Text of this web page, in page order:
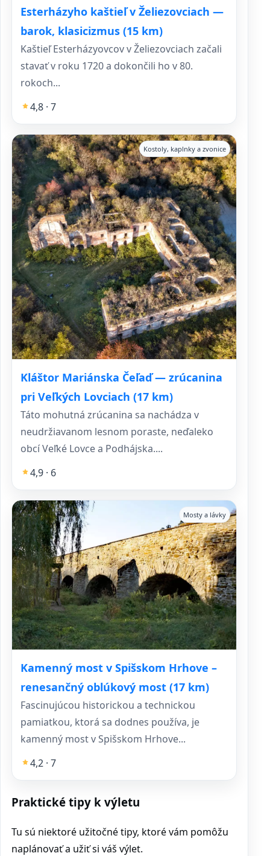
Esterházyho kaštieľ v Želiezovciach —
barok, klasicizmus (15 km)
Kaštieľ Esterházyovcov v Želiezovciach začali
stavať v roku 1720 a dokončili ho v 80.
rokoch...
4,8 · 7
Kláštor Mariánska Čeľaď — zrúcanina
pri Veľkých Lovciach (17 km)
Kostoly, kaplnky a zvonice
Táto mohutná zrúcanina sa nachádza v
neudržiavanom lesnom poraste, neďaleko
obcí Veľké Lovce a Podhájska....
4,9 · 6
Kamenný most v Spišskom Hrhove –
renesančný oblúkový most (17 km)
Mosty a lávky
Fascinujúcou historickou a technickou
pamiatkou, ktorá sa dodnes používa, je
kamenný most v Spišskom Hrhove...
4,2 · 7
Praktické tipy k výletu
Tu sú niektoré užitočné tipy, ktoré vám pomôžu
naplánovať a užiť si váš výlet.